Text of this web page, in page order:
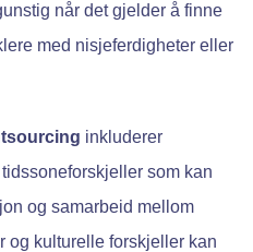
når det gjelder å finne
med nisjeferdigheter eller
inkluderer
som kan
og samarbeid mellom
og kulturelle forskjeller kan